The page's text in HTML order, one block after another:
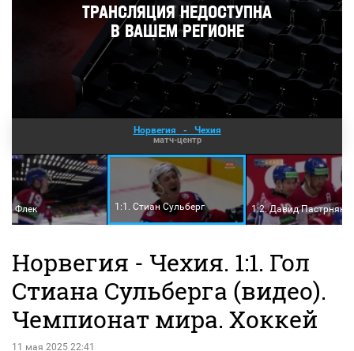
Норвегия - Чехия
матч-центр
Флек 1:1. Стиан Сульберг 1:2. Давид Пастрняк
Норвегия - Чехия. 1:1. Гол
Стиана Сульберга (видео).
Чемпионат мира. Хоккей
11 мая 2025 22:41